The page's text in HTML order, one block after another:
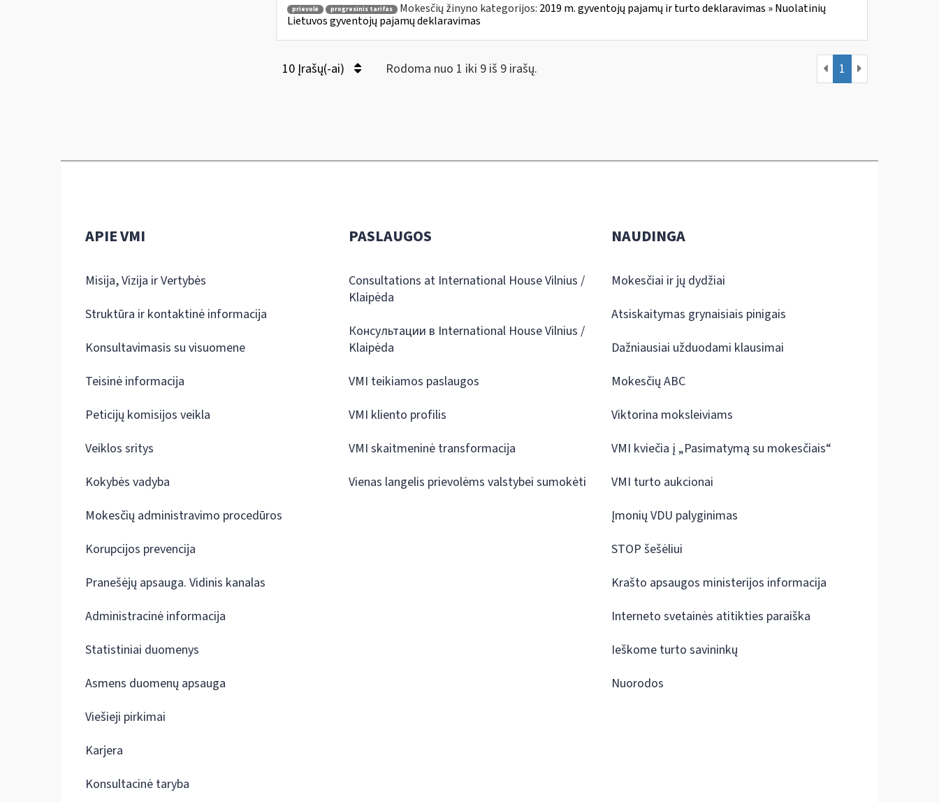
prievolė progresinis tarifas Mokesčių žinyno kategorijos: 2019 m. gyventojų pajamų ir turto deklaravimas » Nuolatinių
Lietuvos gyventojų pajamų deklaravimas
10 Įrašų(-ai) Rodoma nuo 1 iki 9 iš 9 irašų. 1
APIE VMI
Misija, Vizija ir Vertybės
Struktūra ir kontaktinė informacija
Konsultavimasis su visuomene
Teisinė informacija
Peticijų komisijos veikla
Veiklos sritys
Kokybės vadyba
Mokesčių administravimo procedūros
Korupcijos prevencija
Pranešėjų apsauga. Vidinis kanalas
Administracinė informacija
Statistiniai duomenys
Asmens duomenų apsauga
Viešieji pirkimai
Karjera
Konsultacinė taryba
PASLAUGOS
Consultations at International House Vilnius /
Klaipėda
Консультации в International House Vilnius /
Klaipėda
VMI teikiamos paslaugos
VMI kliento profilis
VMI skaitmeninė transformacija
Vienas langelis prievolėms valstybei sumokėti
NAUDINGA
Mokesčiai ir jų dydžiai
Atsiskaitymas grynaisiais pinigais
Dažniausiai užduodami klausimai
Mokesčių ABC
Viktorina moksleiviams
VMI kviečia į „Pasimatymą su mokesčiais“
VMI turto aukcionai
Įmonių VDU palyginimas
STOP šešėliui
Krašto apsaugos ministerijos informacija
Interneto svetainės atitikties paraiška
Ieškome turto savininkų
Nuorodos